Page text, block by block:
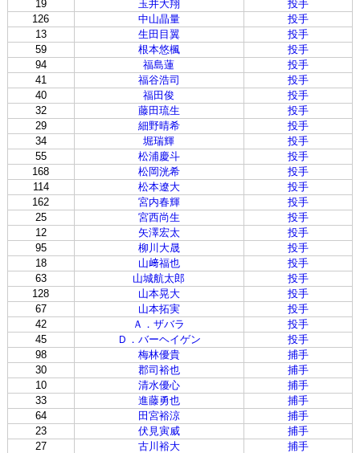
19
玉井大翔
投手
126
中山晶量
投手
13
生田目翼
投手
59
根本悠楓
投手
94
福島蓮
投手
41
福谷浩司
投手
40
福田俊
投手
32
藤田琉生
投手
29
細野晴希
投手
34
堀瑞輝
投手
55
松浦慶斗
投手
168
松岡洸希
投手
114
松本遼大
投手
162
宮内春輝
投手
25
宮西尚生
投手
12
矢澤宏太
投手
95
柳川大晟
投手
18
山﨑福也
投手
63
山城航太郎
投手
128
山本晃大
投手
67
山本拓実
投手
42
Ａ．ザバラ
投手
45
Ｄ．バーヘイゲン
投手
98
梅林優貴
捕手
30
郡司裕也
捕手
10
清水優心
捕手
33
進藤勇也
捕手
64
田宮裕涼
捕手
23
伏見寅威
捕手
27
古川裕大
捕手